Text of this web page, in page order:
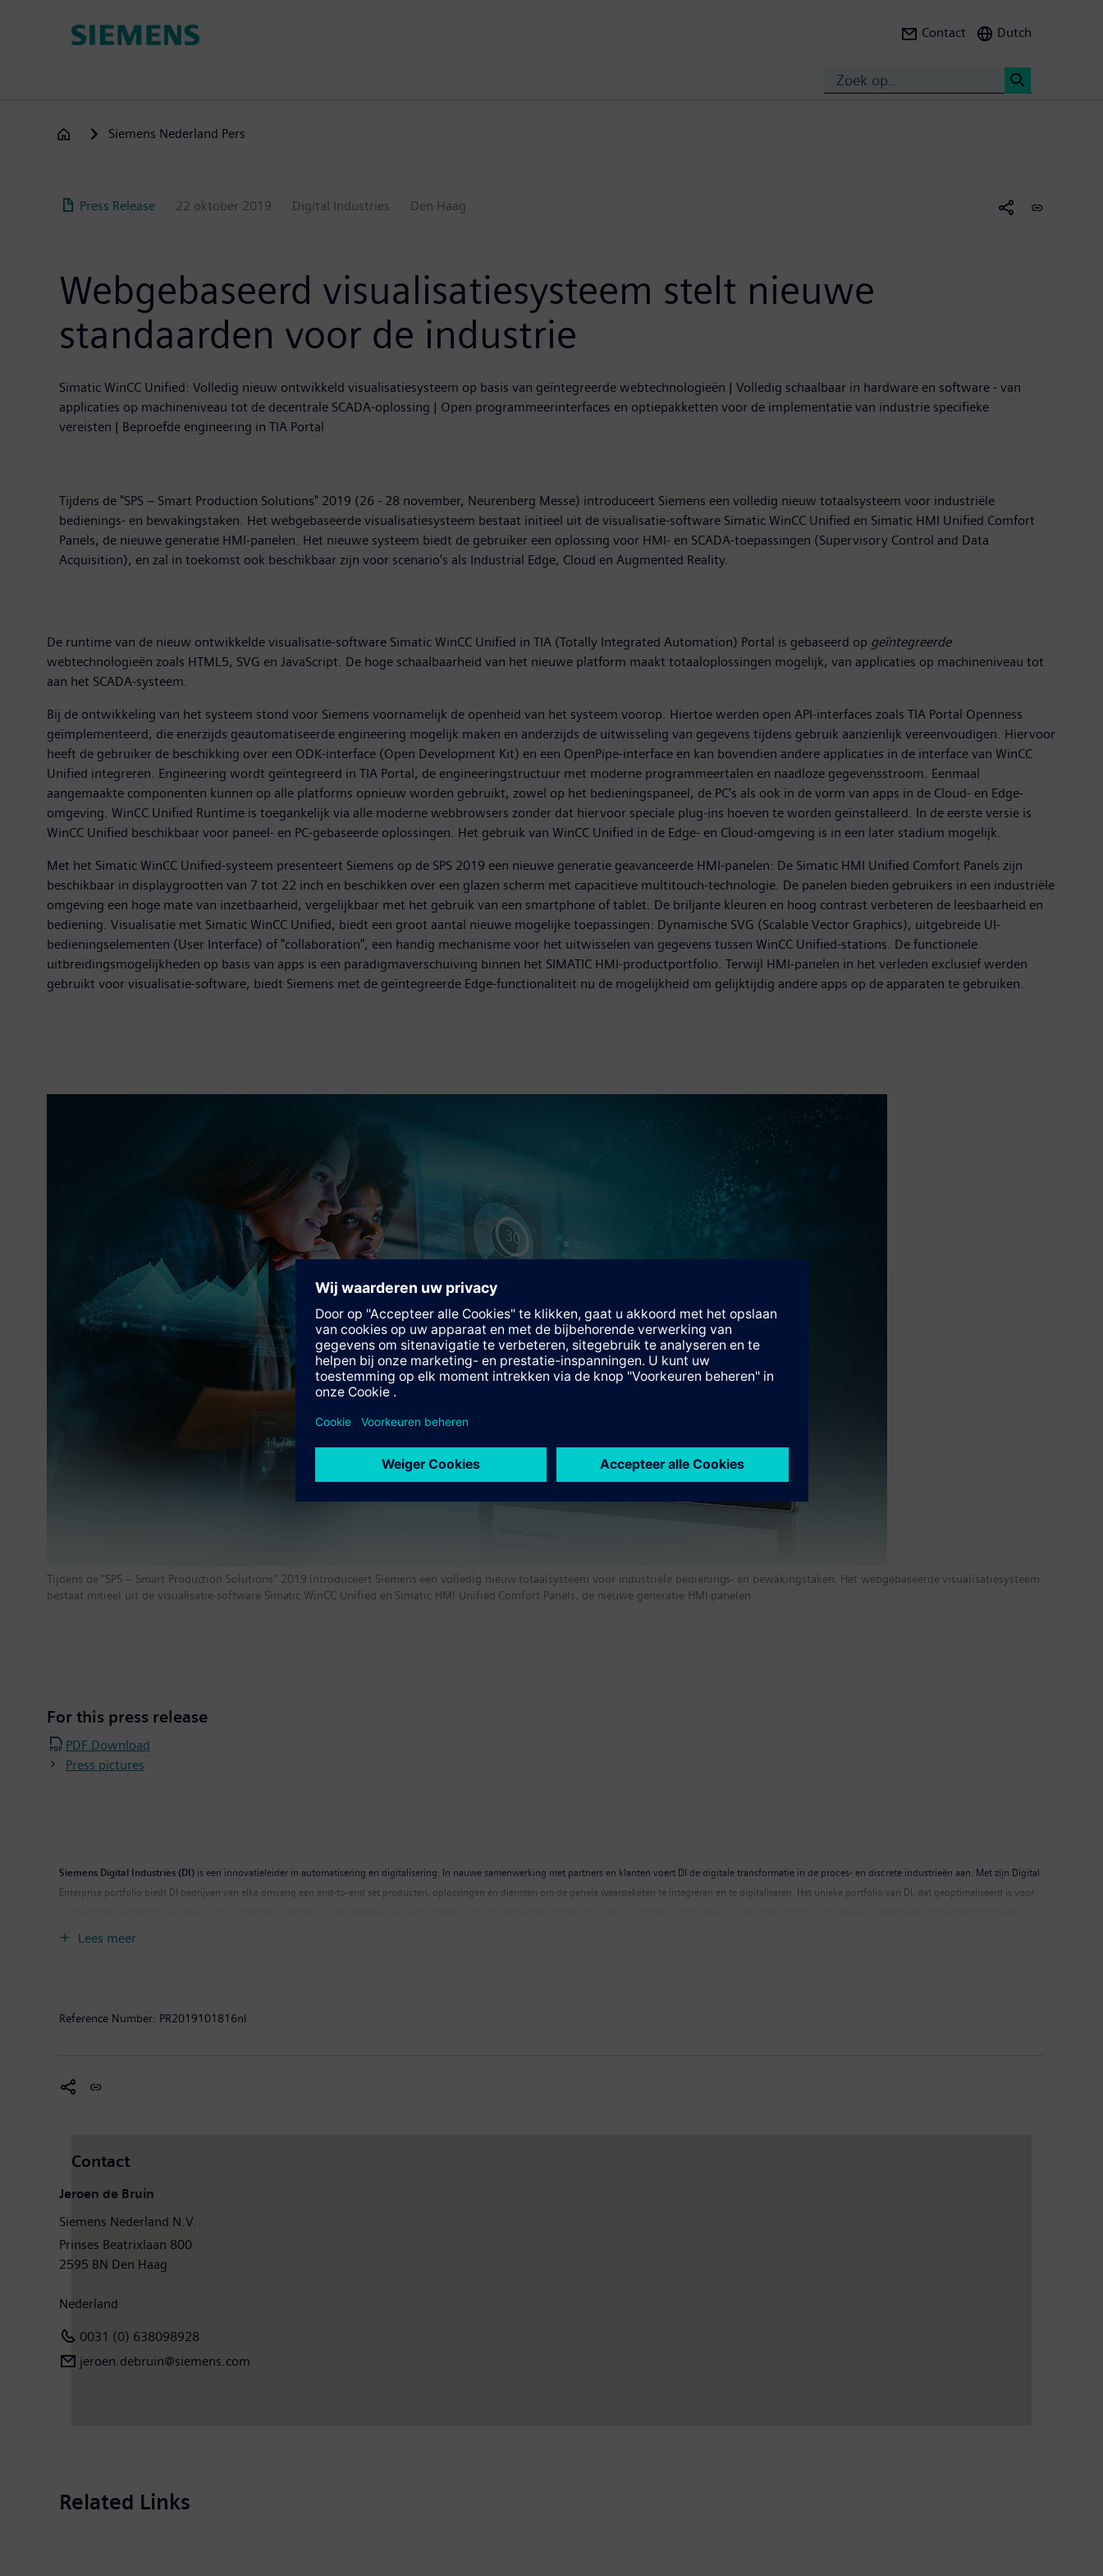
Contact Dutch
Siemens Nederland Pers
Press Release 22 oktober 2019 Digital Industries Den Haag
Webgebaseerd visualisatiesysteem stelt nieuwe
standaarden voor de industrie
Simatic WinCC Unified: Volledig nieuw ontwikkeld visualisatiesysteem op basis van geïntegreerde webtechnologieën | Volledig schaalbaar in hardware en software - van
applicaties op machineniveau tot de decentrale SCADA-oplossing | Open programmeerinterfaces en optiepakketten voor de implementatie van industrie specifieke
vereisten | Beproefde engineering in TIA Portal
Tijdens de "SPS – Smart Production Solutions" 2019 (26 - 28 november, Neurenberg Messe) introduceert Siemens een volledig nieuw totaalsysteem voor industriële
bedienings- en bewakingstaken. Het webgebaseerde visualisatiesysteem bestaat initieel uit de visualisatie-software Simatic WinCC Unified en Simatic HMI Unified Comfort
Panels, de nieuwe generatie HMI-panelen. Het nieuwe systeem biedt de gebruiker een oplossing voor HMI- en SCADA-toepassingen (Supervisory Control and Data
Acquisition), en zal in toekomst ook beschikbaar zijn voor scenario's als Industrial Edge, Cloud en Augmented Reality.
De runtime van de nieuw ontwikkelde visualisatie-software Simatic WinCC Unified in TIA (Totally Integrated Automation) Portal is gebaseerd op geïntegreerde
webtechnologieën zoals HTML5, SVG en JavaScript. De hoge schaalbaarheid van het nieuwe platform maakt totaaloplossingen mogelijk, van applicaties op machineniveau tot
aan het SCADA-systeem.
Bij de ontwikkeling van het systeem stond voor Siemens voornamelijk de openheid van het systeem voorop. Hiertoe werden open API-interfaces zoals TIA Portal Openness
geïmplementeerd, die enerzijds geautomatiseerde engineering mogelijk maken en anderzijds de uitwisseling van gegevens tijdens gebruik aanzienlijk vereenvoudigen. Hiervoor
heeft de gebruiker de beschikking over een ODK-interface (Open Development Kit) en een OpenPipe-interface en kan bovendien andere applicaties in de interface van WinCC
Unified integreren. Engineering wordt geïntegreerd in TIA Portal, de engineeringstructuur met moderne programmeertalen en naadloze gegevensstroom. Eenmaal
aangemaakte componenten kunnen op alle platforms opnieuw worden gebruikt, zowel op het bedieningspaneel, de PC’s als ook in de vorm van apps in de Cloud- en Edge-
omgeving. WinCC Unified Runtime is toegankelijk via alle moderne webbrowsers zonder dat hiervoor speciale plug-ins hoeven te worden geïnstalleerd. In de eerste versie is
WinCC Unified beschikbaar voor paneel- en PC-gebaseerde oplossingen. Het gebruik van WinCC Unified in de Edge- en Cloud-omgeving is in een later stadium mogelijk.
Met het Simatic WinCC Unified-systeem presenteert Siemens op de SPS 2019 een nieuwe generatie geavanceerde HMI-panelen: De Simatic HMI Unified Comfort Panels zijn
beschikbaar in displaygrootten van 7 tot 22 inch en beschikken over een glazen scherm met capacitieve multitouch-technologie. De panelen bieden gebruikers in een industriële
omgeving een hoge mate van inzetbaarheid, vergelijkbaar met het gebruik van een smartphone of tablet. De briljante kleuren en hoog contrast verbeteren de leesbaarheid en
bediening. Visualisatie met Simatic WinCC Unified, biedt een groot aantal nieuwe mogelijke toepassingen: Dynamische SVG (Scalable Vector Graphics), uitgebreide UI-
bedieningselementen (User Interface) of "collaboration", een handig mechanisme voor het uitwisselen van gegevens tussen WinCC Unified-stations. De functionele
uitbreidingsmogelijkheden op basis van apps is een paradigmaverschuiving binnen het SIMATIC HMI-productportfolio. Terwijl HMI-panelen in het verleden exclusief werden
gebruikt voor visualisatie-software, biedt Siemens met de geïntegreerde Edge-functionaliteit nu de mogelijkheid om gelijktijdig andere apps op de apparaten te gebruiken.
Tijdens de "SPS – Smart Production Solutions" 2019 introduceert Siemens een volledig nieuw totaalsysteem voor industriële bedienings- en bewakingstaken. Het webgebaseerde visualisatiesysteem
bestaat initieel uit de visualisatie-software Simatic WinCC Unified en Simatic HMI Unified Comfort Panels, de nieuwe generatie HMI-panelen.
For this press release
PDF Download
Press pictures
Siemens Digital Industries (DI) is een innovatieleider in automatisering en digitalisering. In nauwe samenwerking met partners en klanten voert DI de digitale transformatie in de proces- en discrete industrieën aan. Met zijn Digital
Enterprise portfolio biedt DI bedrijven van elke omvang een end-to-end set producten, oplossingen en diensten om de gehele waardeketen te integreren en te digitaliseren. Het unieke portfolio van DI, dat geoptimaliseerd is voor
integreren. Siemens Digital Industries heeft zijn wereldwijde hoofdkantoor in Neurenberg, Duitsland, en heeft internationaal ongeveer 75.000 medewerkers in dienst.
Lees meer
Reference Number: PR2019101816nl
Contact
Jeroen de Bruin
Siemens Nederland N.V.
Prinses Beatrixlaan 800
2595 BN Den Haag
Nederland
0031 (0) 638098928
jeroen.debruin@siemens.com
Related Links